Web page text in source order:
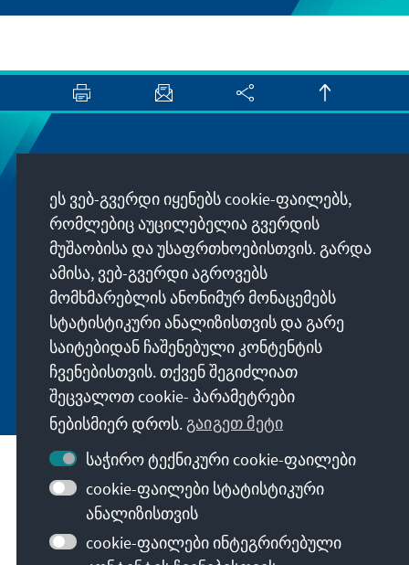
Erhalten Sie exklusive Einblicke in die neuesten
Publikationen, spannende Veranstaltungen und
Projekte direkt von unserer Vorsitzenden
Annegret Kramp-Karrenbauer. Abonnieren Sie
jetzt unseren Newsletter und bleiben Sie immer
auf dem Laufenden.
Jetzt abonnieren
ფონდის მისია
კონტაქტი
ეს ვებ-გვერდი იყენებს cookie-ფაილებს,
რომლებიც აუცილებელია გვერდის
მუშაობისა და უსაფრთხოებისთვის. გარდა
ამისა, ვებ-გვერდი აგროვებს
მომხმარებლის ანონიმურ მონაცემებს
სტატისტიკური ანალიზისთვის და გარე
საიტებიდან ჩაშენებული კონტენტის
ჩვენებისთვის. თქვენ შეგიძლიათ
შეცვალოთ cookie- პარამეტრები
ნებისმიერ დროს.გაიგეთ მეტი
საჭირო ტექნიკური cookie-ფაილები
cookie-ფაილები სტატისტიკური
ანალიზისთვის
cookie-ფაილები ინტეგრირებული